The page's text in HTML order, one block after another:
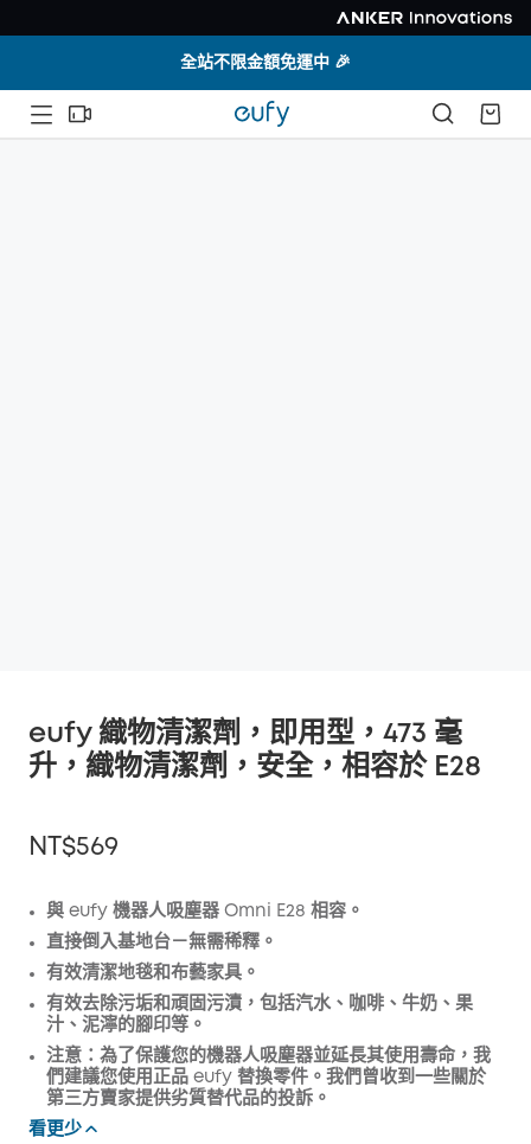
全站不限金額免運中 🎉
eufy 織物清潔劑，即用型，473 毫
升，織物清潔劑，安全，相容於 E28
NT$569
折扣
優惠碼
與 eufy 機器人吸塵器 Omni E28 相容。
直接倒入基地台－無需稀釋。
有效清潔地毯和布藝家具。
有效去除污垢和頑固污漬，包括汽水、咖啡、牛奶、果
汁、泥濘的腳印等。
注意：為了保護您的機器人吸塵器並延長其使用壽命，我
們建議您使用正品 eufy 替換零件。我們曾收到一些關於
第三方賣家提供劣質替代品的投訴。
看更少